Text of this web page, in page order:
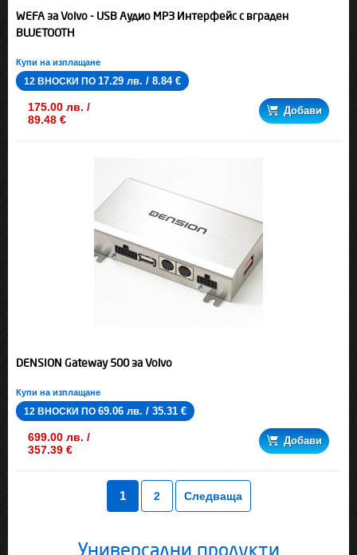
WEFA за Volvo - USB Аудио MP3 Интерфейс с вграден
BLUETOOTH
Купи на изплащане
12 ВНОСКИ ПО 17.29 лв. / 8.84 €
175.00 лв. /
89.48 €
Добави
DENSION Gateway 500 за Volvo
Купи на изплащане
12 ВНОСКИ ПО 69.06 лв. / 35.31 €
699.00 лв. /
357.39 €
Добави
1 2 Следваща
Универсални продукти